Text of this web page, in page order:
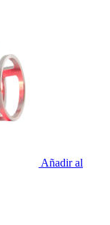
Añadir al